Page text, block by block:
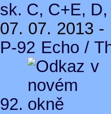
sk. C, C+E,
07. 07. 2013 -
P-92 Echo /
92.